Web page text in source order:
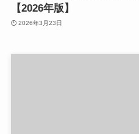
【2026年版】
2026年3月23日